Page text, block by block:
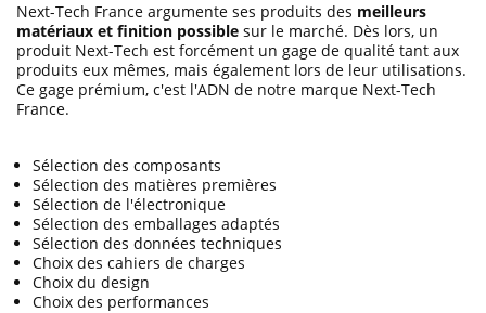
Next-Tech France argumente ses produits des meilleurs
matériaux et finition possible sur le marché. Dès lors, un
produit Next-Tech est forcément un gage de qualité tant aux
produits eux mêmes, mais également lors de leur utilisations.
Ce gage prémium, c'est l'ADN de notre marque Next-Tech
France.
Sélection des composants
Sélection des matières premières
Sélection de l'électronique
Sélection des emballages adaptés
Sélection des données techniques
Choix des cahiers de charges
Choix du design
Choix des performances